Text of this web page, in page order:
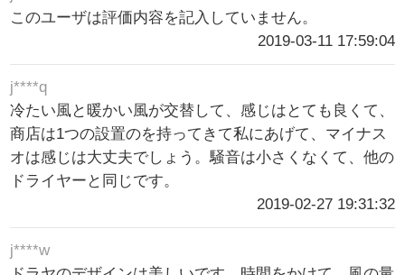
このユーザは評価内容を記入していません。
2019-03-11 17:59:04
j****q
冷たい風と暖かい風が交替して、感じはとても良くて、
商店は1つの設置のを持ってきて私にあげて、マイナス
オは感じは大丈夫でしょう。騒音は小さくなくて、他の
ドライヤーと同じです。
2019-02-27 19:31:32
j****w